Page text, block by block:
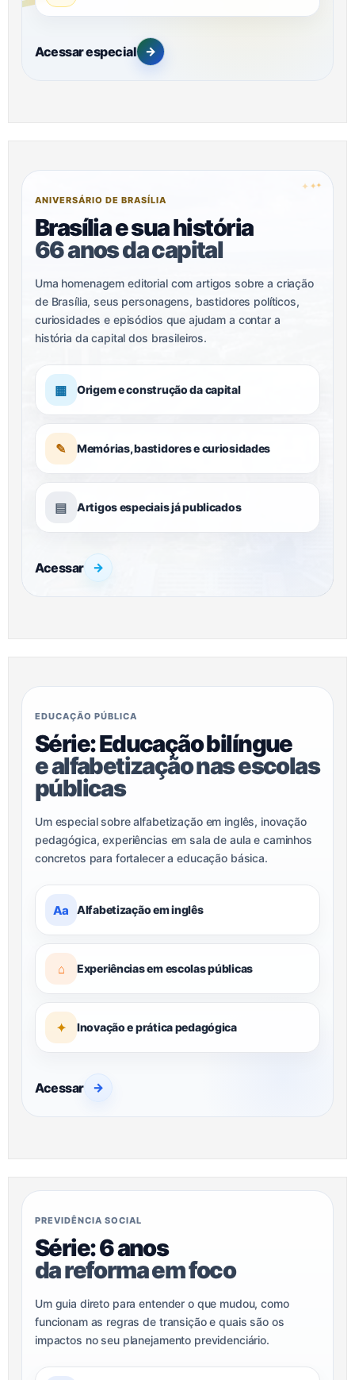
Acessar especial →
✦ ✦✦
ANIVERSÁRIO DE BRASÍLIA
Brasília e sua história
66 anos da capital
Uma homenagem editorial com artigos sobre a criação
de Brasília, seus personagens, bastidores políticos,
curiosidades e episódios que ajudam a contar a
história da capital dos brasileiros.
▦ Origem e construção da capital
✎ Memórias, bastidores e curiosidades
▤ Artigos especiais já publicados
Acessar →
EDUCAÇÃO PÚBLICA
Série: Educação bilíngue
e alfabetização nas escolas
públicas
Um especial sobre alfabetização em inglês, inovação
pedagógica, experiências em sala de aula e caminhos
concretos para fortalecer a educação básica.
Aa Alfabetização em inglês
⌂ Experiências em escolas públicas
✦ Inovação e prática pedagógica
Acessar →
PREVIDÊNCIA SOCIAL
Série: 6 anos
da reforma em foco
Um guia direto para entender o que mudou, como
funcionam as regras de transição e quais são os
impactos no seu planejamento previdenciário.